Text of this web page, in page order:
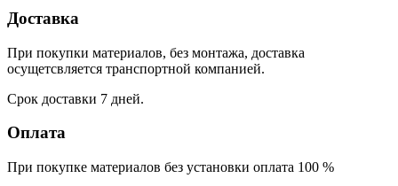
Доставка
При покупки материалов, без монтажа, доставка
осущетсвляется транспортной компанией.
Срок доставки 7 дней.
Оплата
При покупке материалов без установки оплата 100 %